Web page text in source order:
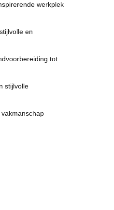
werkplek
en
tot
stijlvolle